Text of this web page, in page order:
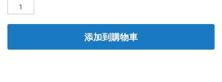
添加到購物車